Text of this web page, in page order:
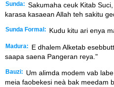
Sunda: Sakumaha ceuk Kitab
karasa kasaean Allah teh sakitu
Sunda Formal: Kudu kitu ari enya
Madura:
E dhalem Alketab
saapa saena Pangeran reya."
Bauzi:
Um alimda modem vab
meia faobekesi neà bak meedam